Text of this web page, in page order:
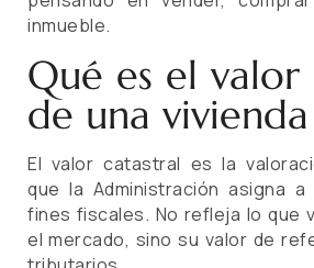
inmueble.
Qué es el valor
de una vivienda
El valor catastral es la
que la Administración asigna
fines fiscales. No refleja lo que
el mercado, sino su valor de